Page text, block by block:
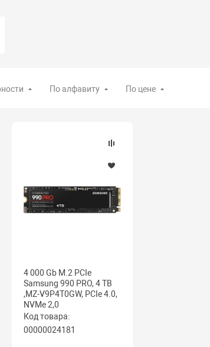
По алфавиту По цене
4 000 Gb M.2 PCIe
Samsung 990 PRO, 4 TB
,MZ-V9P4T0GW, PCIe 4.0,
NVMe 2,0
Код товара:
00000024181